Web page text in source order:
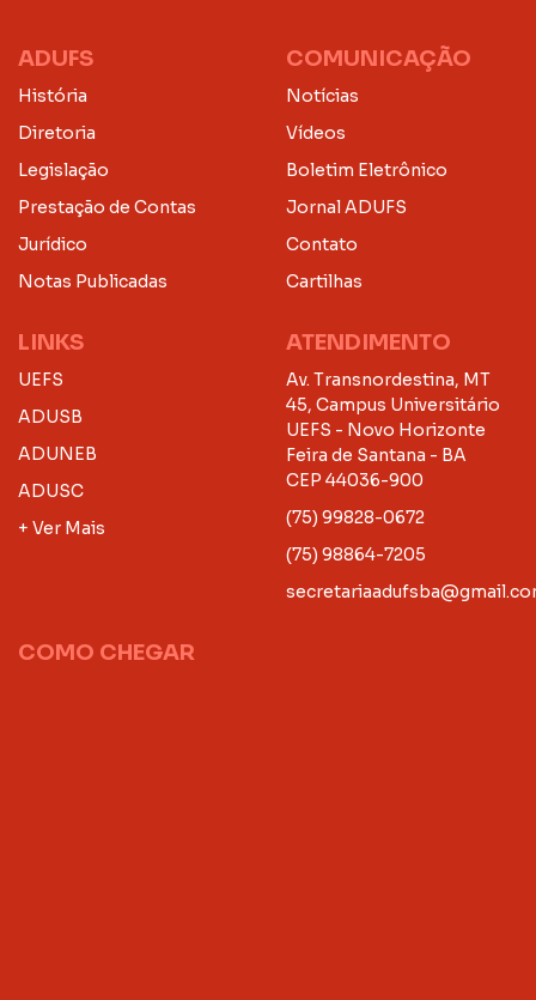
ADUFS
História
Diretoria
Legislação
Prestação de Contas
Jurídico
Notas Publicadas
COMUNICAÇÃO
Notícias
Vídeos
Boletim Eletrônico
Jornal ADUFS
Contato
Cartilhas
LINKS
UEFS
ADUSB
ADUNEB
ADUSC
+ Ver Mais
COMO CHEGAR
ATENDIMENTO
Av. Transnordestina, MT
45, Campus Universitário
UEFS - Novo Horizonte
Feira de Santana - BA
CEP 44036-900
(75) 99828-0672
(75) 98864-7205